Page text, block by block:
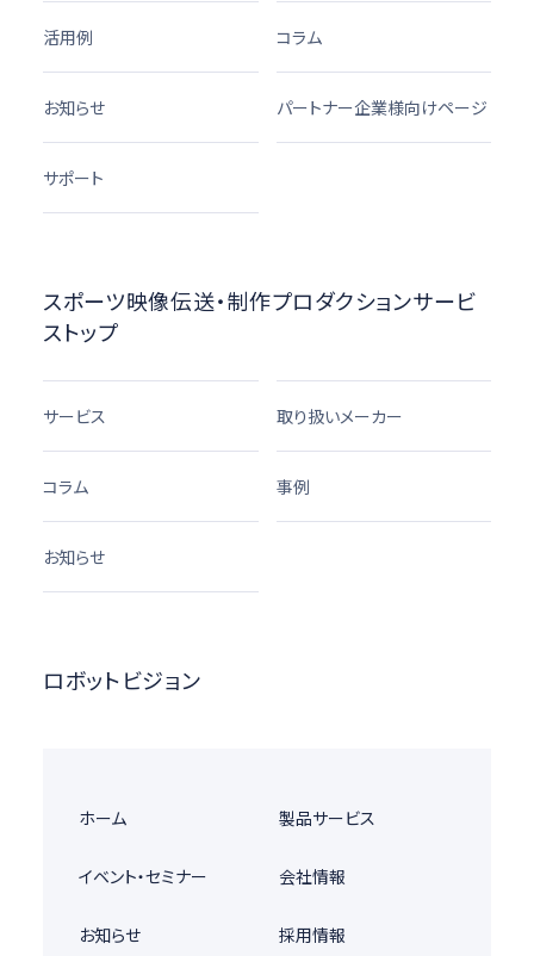
活用例 コラム
お知らせ パートナー企業様向けページ
サポート
スポーツ映像伝送・制作プロダクションサービ
ストップ
サービス 取り扱いメーカー
コラム 事例
お知らせ
ロボットビジョン
ホーム 製品サービス
イベント・セミナー 会社情報
お知らせ 採用情報